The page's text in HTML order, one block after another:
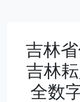
吉林
吉林
全数